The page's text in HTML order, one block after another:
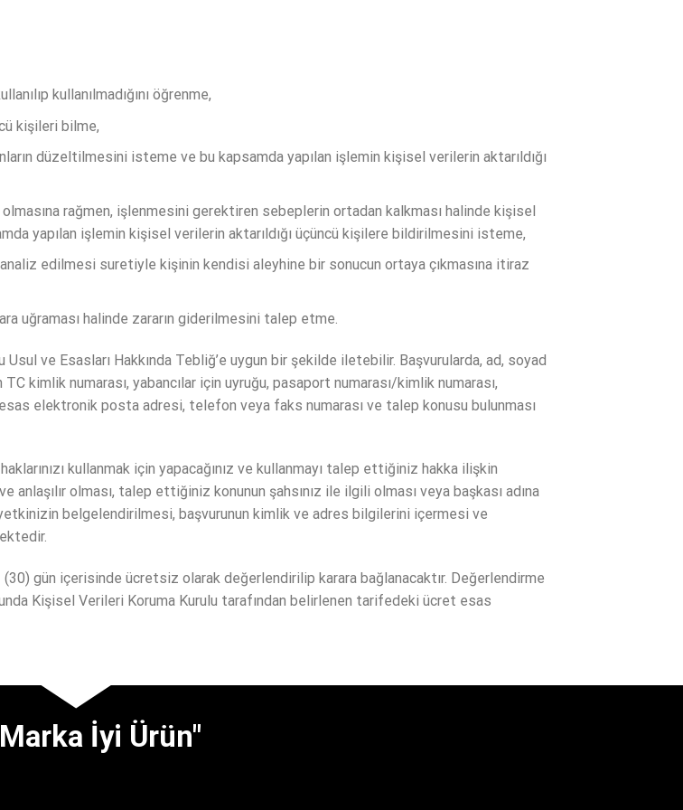
kullanılmadığını öğrenme,
kişileri bilme,
düzeltilmesini isteme ve bu kapsamda yapılan işlemin kişisel verilerin aktarıldığı
rağmen, işlenmesini gerektiren sebeplerin ortadan kalkması halinde kişisel
yapılan işlemin kişisel verilerin aktarıldığı üçüncü kişilere bildirilmesini isteme,
edilmesi suretiyle kişinin kendisi aleyhine bir sonucun ortaya çıkmasına itiraz
uğraması halinde zararın giderilmesini talep etme.
ve Esasları Hakkında Tebliğ’e uygun bir şekilde iletebilir. Başvurularda, ad, soyad
kimlik numarası, yabancılar için uyruğu, pasaport numarası/kimlik numarası,
elektronik posta adresi, telefon veya faks numarası ve talep konusu bulunması
kullanmak için yapacağınız ve kullanmayı talep ettiğiniz hakka ilişkin
anlaşılır olması, talep ettiğiniz konunun şahsınız ile ilgili olması veya başkası adına
belgelendirilmesi, başvurunun kimlik ve adres bilgilerini içermesi ve
gün içerisinde ücretsiz olarak değerlendirilip karara bağlanacaktır. Değerlendirme
Kişisel Verileri Koruma Kurulu tarafından belirlenen tarifedeki ücret esas
İyi Ürün"